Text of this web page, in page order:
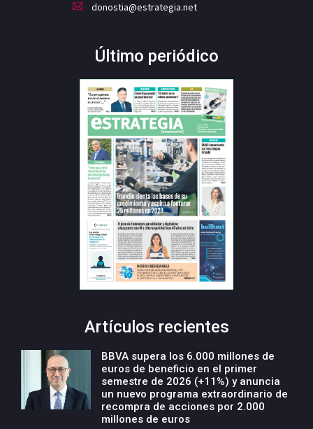
donostia@estrategia.net
Último periódico
Artículos recientes
BBVA supera los 6.000 millones de
euros de beneficio en el primer
semestre de 2026 (+11%) y anuncia
un nuevo programa extraordinario de
recompra de acciones por 2.000
millones de euros